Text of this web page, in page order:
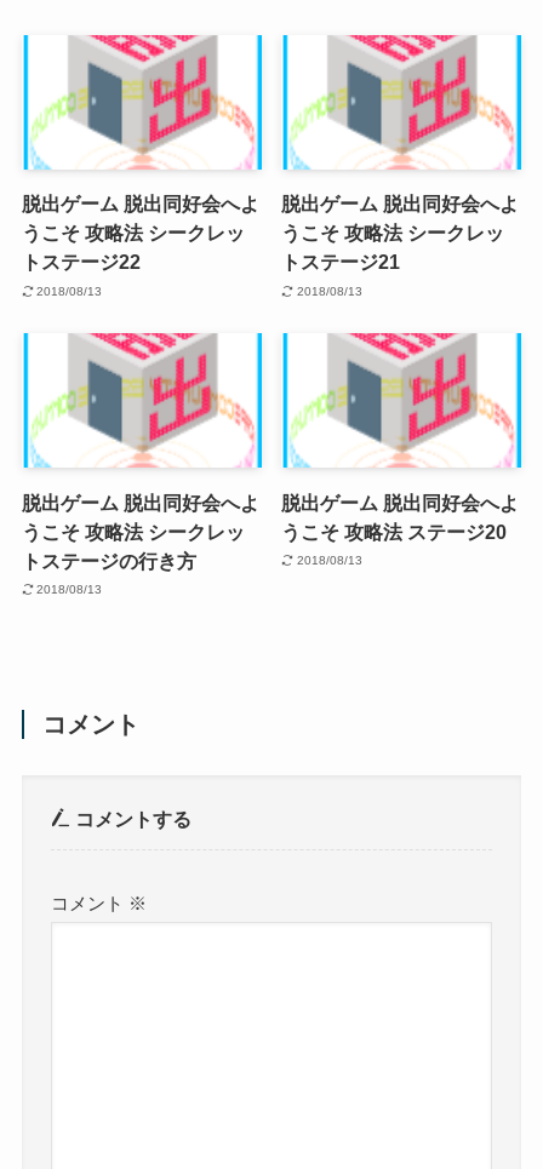
脱出ゲーム 脱出同好会へよ
うこそ 攻略法 シークレッ
トステージ22
2018/08/13
脱出ゲーム 脱出同好会へよ
うこそ 攻略法 シークレッ
トステージ21
2018/08/13
脱出ゲーム 脱出同好会へよ
うこそ 攻略法 シークレッ
トステージの行き方
2018/08/13
脱出ゲーム 脱出同好会へよ
うこそ 攻略法 ステージ20
2018/08/13
コメント
コメントする
コメント ※